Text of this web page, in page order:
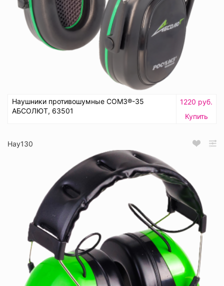
Наушники противошумные СОМЗ®-35
АБСОЛЮТ, 63501
1220 руб.
Купить
Нау130